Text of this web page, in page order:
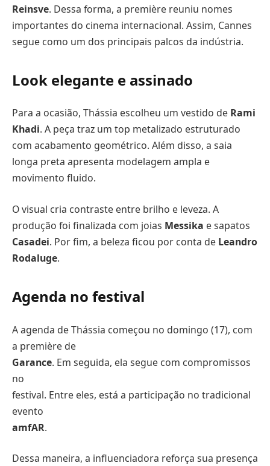
Reinsve. Dessa forma, a première reuniu nomes
importantes do cinema internacional. Assim, Cannes
segue como um dos principais palcos da indústria.
Look elegante e assinado
Para a ocasião, Thássia escolheu um vestido de Rami
Khadi. A peça traz um top metalizado estruturado
com acabamento geométrico. Além disso, a saia
longa preta apresenta modelagem ampla e
movimento fluido.
O visual cria contraste entre brilho e leveza. A
produção foi finalizada com joias Messika e sapatos
Casadei. Por fim, a beleza ficou por conta de Leandro
Rodaluge.
Agenda no festival
A agenda de Thássia começou no domingo (17), com
a première de
Garance. Em seguida, ela segue com compromissos
no
festival. Entre eles, está a participação no tradicional
evento
amfAR.
Dessa maneira, a influenciadora reforça sua presença